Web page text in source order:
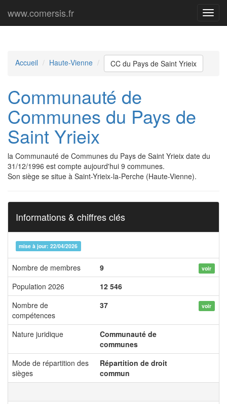
Menu
www.comersis.fr
Accueil Haute-Vienne CC du Pays de Saint Yrieix
Communauté de
Communes du Pays de
Saint Yrieix
la Communauté de Communes du Pays de Saint Yrieix date du
31/12/1996 est compte aujourd'hui 9 communes.
Son siège se situe à Saint-Yrieix-la-Perche (Haute-Vienne).
Informations & chiffres clés
mise à jour: 22/04/2026
Nombre de membres 9 voir
Population 2026
12 546
Nombre de
compétences
37 voir
Nature juridique
Communauté de
communes
Mode de répartition des
sièges
Répartition de droit
commun